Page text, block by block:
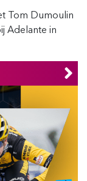
Tom Dumoulin
Adelante in